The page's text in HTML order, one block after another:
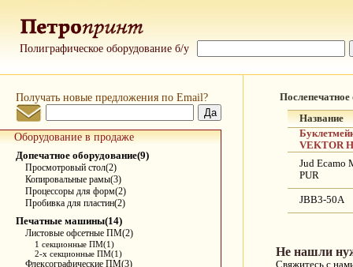
Полиграфическое оборудование б/у
Получать новые предложения по Email?
Оборудование в продаже
Допечатное оборудование(9)
Просмотровый стол(2)
Копировальные рамы(3)
Процессоры для форм(2)
Пробивка для пластин(2)
Печатные машины(14)
Листовые офсетные ПМ(2)
1 секционные ПМ(1)
2-х секционные ПМ(1)
Флексографические ПМ(3)
Послепечатное
Название
VEKTOR
Jud Ecamo
PUR
JBB3-50A
Не нашли
Свяжитесь с